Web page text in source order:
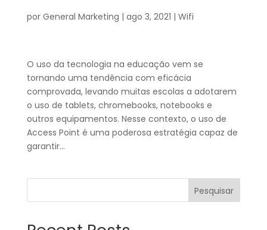
por General Marketing | ago 3, 2021 | Wifi
O uso da tecnologia na educação vem se
tornando uma tendência com eficácia
comprovada, levando muitas escolas a adotarem
o uso de tablets, chromebooks, notebooks e
outros equipamentos. Nesse contexto, o uso de
Access Point é uma poderosa estratégia capaz de
garantir...
Pesquisar